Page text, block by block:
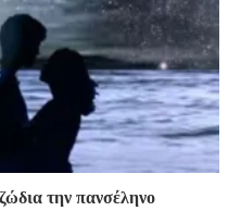
την πανσέληνο